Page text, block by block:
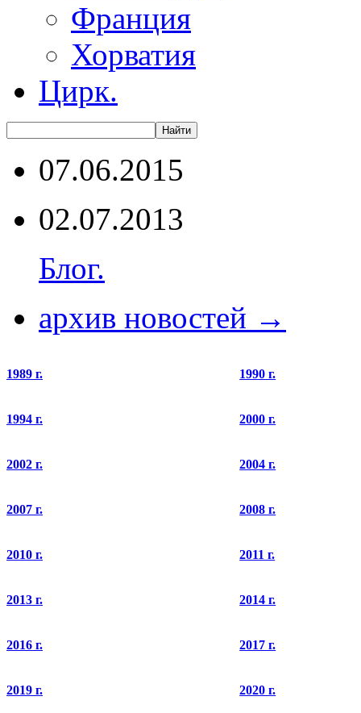
Франция
Хорватия
Цирк.
07.06.2015
02.07.2013
Блог.
архив новостей →
1989 г. 1990 г.
1994 г. 2000 г.
2002 г. 2004 г.
2007 г. 2008 г.
2010 г. 2011 г.
2013 г. 2014 г.
2016 г. 2017 г.
2019 г. 2020 г.